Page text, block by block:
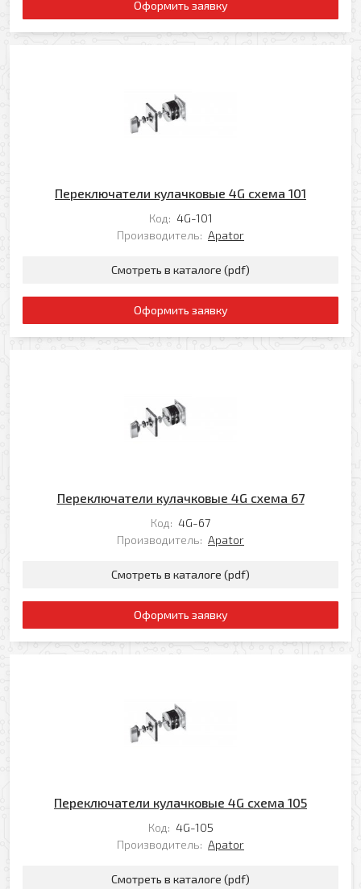
Оформить заявку
Переключатели кулачковые 4G схема 101
Код: 4G-101
Производитель: Apator
Смотреть в каталоге (pdf)
Оформить заявку
Переключатели кулачковые 4G схема 67
Код: 4G-67
Производитель: Apator
Смотреть в каталоге (pdf)
Оформить заявку
Переключатели кулачковые 4G схема 105
Код: 4G-105
Производитель: Apator
Смотреть в каталоге (pdf)
Я даю свое согласие на обработку моих
персональных данных в соответствии с
Ваше имя
Прикрепить файл
Добавить файл
Комментарий к заказу
персональных данных в соответствии с
Политикой обработки персональных данных
* — поля, обязательные для заполнения
Отправить